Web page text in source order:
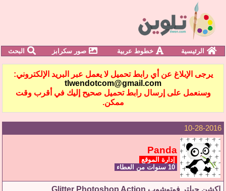
الرئيسية خطوط عربية صور سكرابز البحث
يرجى الإبلاغ عن أي رابط تحميل لا يعمل عبر البريد الإلكتروني:
tlwendotcom@gmail.com
وسنعمل على إرسال رابط تحميل صحيح إليك في أقرب وقت
ممكن.
10-28-2016
Panda
إدارة الموقع
اكشن جيلتر فوتوشوب Glitter Photoshop Action